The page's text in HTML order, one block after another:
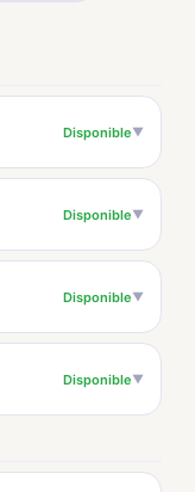
Disponible▼
Disponible▼
Disponible▼
Disponible▼